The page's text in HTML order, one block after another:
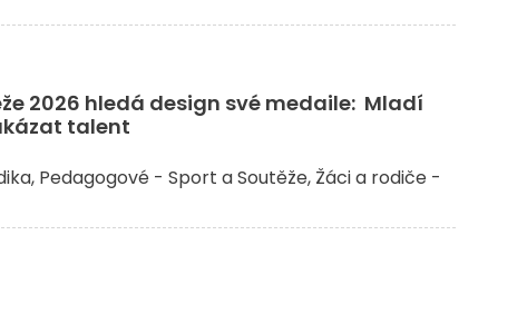
2026 hledá design své medaile: Mladí
talent
Pedagogové - Sport a Soutěže Žáci a rodiče -